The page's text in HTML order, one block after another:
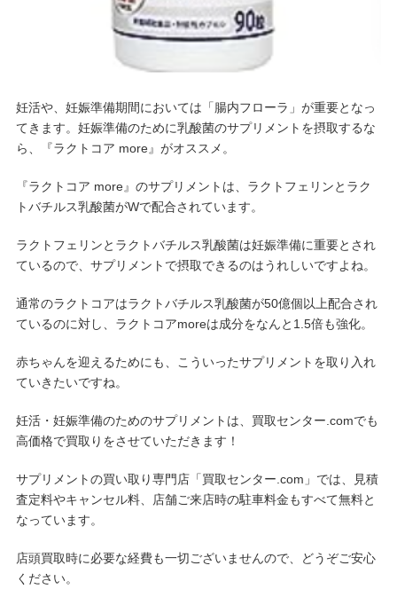
妊活や、妊娠準備期間においては「腸内フローラ」が重要となっ
てきます。妊娠準備のために乳酸菌のサプリメントを摂取するな
ら、『ラクトコア more』がオススメ。
『ラクトコア more』のサプリメントは、ラクトフェリンとラク
トバチルス乳酸菌がWで配合されています。
ラクトフェリンとラクトバチルス乳酸菌は妊娠準備に重要とされ
ているので、サプリメントで摂取できるのはうれしいですよね。
通常のラクトコアはラクトバチルス乳酸菌が50億個以上配合され
ているのに対し、ラクトコアmoreは成分をなんと1.5倍も強化。
赤ちゃんを迎えるためにも、こういったサプリメントを取り入れ
ていきたいですね。
妊活・妊娠準備のためのサプリメントは、買取センター.comでも
高価格で買取りをさせていただきます！
サプリメントの買い取り専門店「買取センター.com」では、見積
査定料やキャンセル料、店舗ご来店時の駐車料金もすべて無料と
なっています。
店頭買取時に必要な経費も一切ございませんので、どうぞご安心
ください。